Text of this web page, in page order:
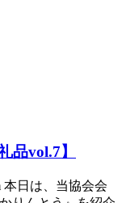
品vol.7】
本日は、当協会会